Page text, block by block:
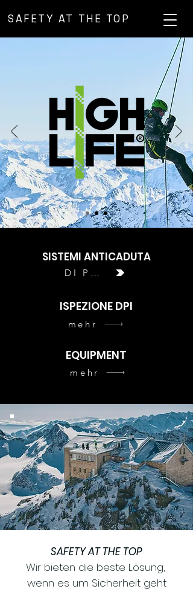
SAFETY AT THE TOP
SISTEMI ANTICADUTA
DI PIÙ
ISPEZIONE DPI
mehr
EQUIPMENT
mehr
SAFETY AT THE TOP
Wir bieten die beste Lösung,
wenn es um Sicherheit geht